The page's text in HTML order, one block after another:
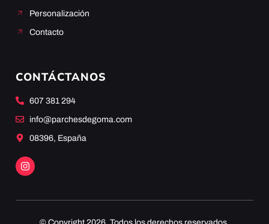
Personalización
Contacto
CONTÁCTANOS
607 381 294
info@parchesdegoma.com
08396, España